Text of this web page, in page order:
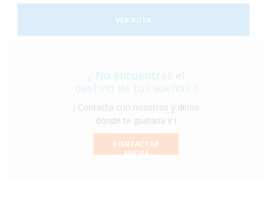
increíbles en un lugar totalmente accesible para
personas con discapacidad. ¡Sólo deberás preocuparte
por disfrutar!
VER RUTA
¿ No encuentras el
destino de tus sueños ?
¡ Contacta con nosotros y dinos
dónde te gustaría ir !
CONTACTAR
AHORA